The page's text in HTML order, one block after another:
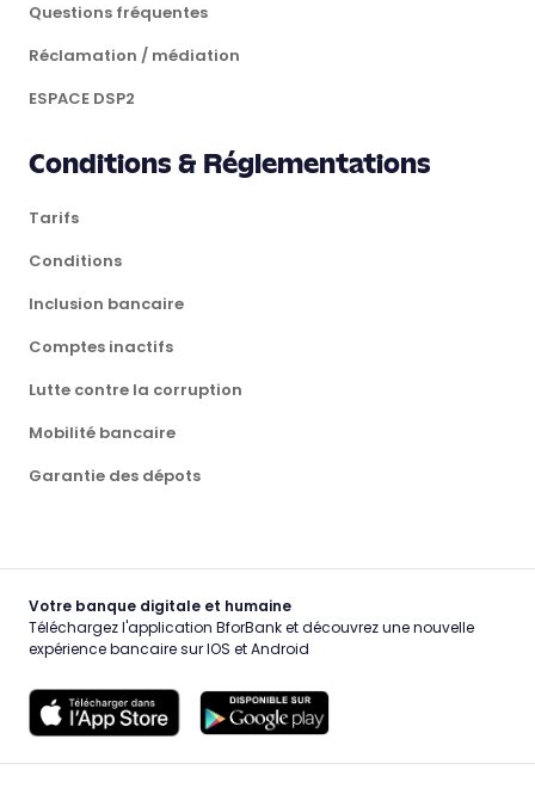
Questions fréquentes
Réclamation / médiation
ESPACE DSP2
Conditions & Réglementations
Tarifs
Conditions
Inclusion bancaire
Comptes inactifs
Lutte contre la corruption
Mobilité bancaire
Garantie des dépots
Votre banque digitale et humaine
Téléchargez l'application BforBank et découvrez une nouvelle
expérience bancaire sur IOS et Android